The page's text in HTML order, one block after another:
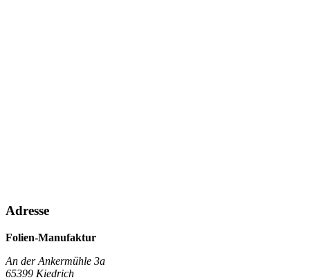
Adresse
Folien-Manufaktur
An der Ankermühle 3a
65399 Kiedrich